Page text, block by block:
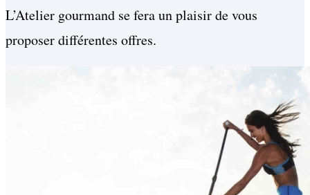
L’Atelier gourmand se fera un plaisir de vous
proposer différentes offres.